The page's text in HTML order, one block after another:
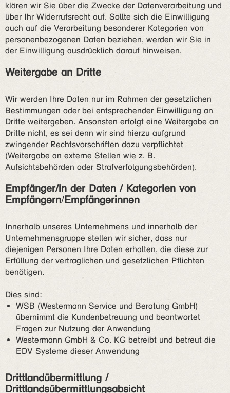
klären wir Sie über die Zwecke der Datenverarbeitung und
über Ihr Widerrufsrecht auf. Sollte sich die Einwilligung
auch auf die Verarbeitung besonderer Kategorien von
personenbezogenen Daten beziehen, werden wir Sie in
der Einwilligung ausdrücklich darauf hinweisen.
Weitergabe an Dritte
Wir werden Ihre Daten nur im Rahmen der gesetzlichen
Bestimmungen oder bei entsprechender Einwilligung an
Dritte weitergeben. Ansonsten erfolgt eine Weitergabe an
Dritte nicht, es sei denn wir sind hierzu aufgrund
zwingender Rechtsvorschriften dazu verpflichtet
(Weitergabe an externe Stellen wie z. B.
Aufsichtsbehörden oder Strafverfolgungsbehörden).
Empfänger/in der Daten / Kategorien von
Empfängern/Empfängerinnen
Innerhalb unseres Unternehmens und innerhalb der
Unternehmensgruppe stellen wir sicher, dass nur
diejenigen Personen Ihre Daten erhalten, die diese zur
Erfüllung der vertraglichen und gesetzlichen Pflichten
benötigen.
Dies sind:
WSB (Westermann Service und Beratung GmbH)
übernimmt die Kundenbetreuung und beantwortet
Fragen zur Nutzung der Anwendung
Westermann GmbH & Co. KG betreibt und betreut die
EDV Systeme dieser Anwendung
Drittlandübermittlung /
Drittlandsübermittlungsabsicht